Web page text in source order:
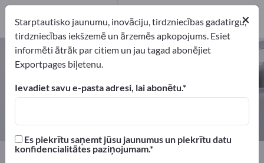
Barjeras / Slīdragi – atrodiet
ražotājus un piegādātājus
4
Ražotājs
Exportpages
Drošība un aizsardzība
×
Starptautisko jaunumu, inovāciju, tirdzniecības gadatirgu,
tirdzniecības iekšzemē un ārzemēs apkopojums. Esiet
informēti ātrāk par citiem un jau tagad abonējiet
Exportpages biļetenu.
Ievadiet savu e-pasta adresi, lai abonētu.
Es piekrītu saņemt jūsu jaunumus un piekrītu datu
konfidencialitātes paziņojumam.